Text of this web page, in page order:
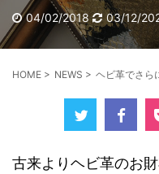
04/02/2018 03/12/
HOME > NEWS > ヘビ革でさ
古来よりヘビ革のお